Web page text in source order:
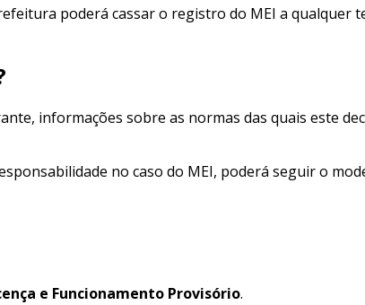
poderá cassar o registro do MEI a qualquer
informações sobre as normas das quais este
no caso do MEI, poderá seguir o
e Funcionamento Provisório.